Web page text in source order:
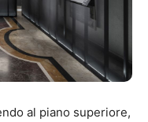
al piano superiore,